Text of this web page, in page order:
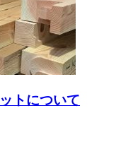
トについて